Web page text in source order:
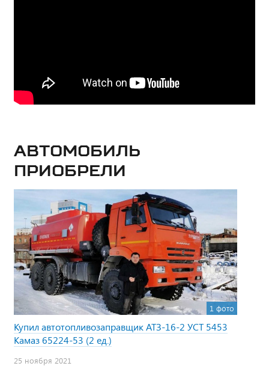
Автомобиль
приобрели
1 фото
Купил автотопливозаправщик АТЗ-16-2 УСТ 5453
Камаз 65224-53 (2 ед.)
25 ноября 2021